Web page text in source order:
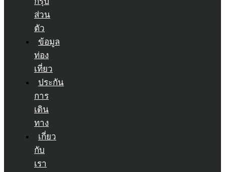
ส่วน
ตัว
ข้อมูล
ท่อง
เที่ยว
ประกัน
การ
เดิน
ทาง
เกี่ยว
กับ
เรา